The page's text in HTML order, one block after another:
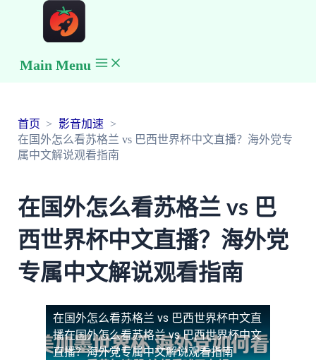
Main Menu
首页
影音加速
在国外怎么看苏格兰 vs 巴西世界杯中文直播？海外党专
属中文解说观看指南
在国外怎么看苏格兰 vs 巴
西世界杯中文直播？海外党
专属中文解说观看指南
在国外怎么看苏格兰 vs 巴西世界杯中文直
播在国外怎么看苏格兰 vs 巴西世界杯中文
直播？海外党专属中文解说观看指南